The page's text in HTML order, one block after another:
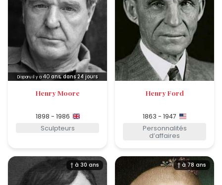
Disparu il y a40ans, dans 24 jours
Henry Moore
1898 - 1986
Sculpteurs
Henry Ford
1863 - 1947
Personnalités
d’affaires
† à 30 ans † à 78 ans